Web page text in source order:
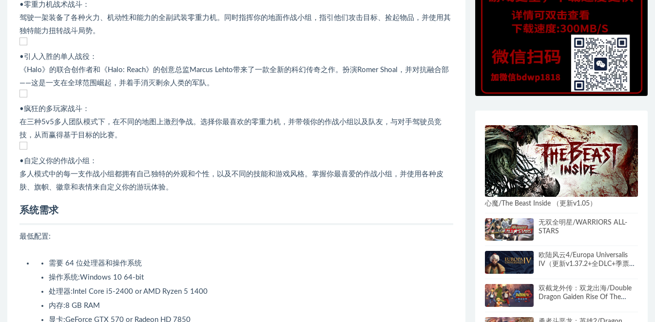
•零重力机战术战斗：
驾驶一架装备了各种火力、机动性和能力的全副武装零重力机。同时指挥你的地面作战小组，指引他们攻击目标、捡起物品，并使用其
独特能力扭转战斗局势。
•引人入胜的单人战役：
《Halo》的联合创作者和《Halo: Reach》的创意总监Marcus Lehto带来了一款全新的科幻传奇之作。扮演Romer Shoal，并对抗融合部
——这是一支在全球范围崛起，并着手消灭剩余人类的军队。
•疯狂的多玩家战斗：
在三种5v5多人团队模式下，在不同的地图上激烈争战。选择你最喜欢的零重力机，并带领你的作战小组以及队友，与对手驾驶员竞
技，从而赢得基于目标的比赛。
•自定义你的作战小组：
多人模式中的每一支作战小组都拥有自己独特的外观和个性，以及不同的技能和游戏风格。掌握你最喜爱的作战小组，并使用各种皮
肤、旗帜、徽章和表情来自定义你的游玩体验。
系统需求
最低配置:
需要 64 位处理器和操作系统
操作系统:Windows 10 64-bit
处理器:Intel Core i5-2400 or AMD Ryzen 5 1400
内存:8 GB RAM
显卡:GeForce GTX 570 or Radeon HD 7850
心魔/The Beast Inside （更新v1.05）
无双全明星/WARRIORS ALL-
STARS
欧陆风云4/Europa Universalis
IV（更新v1.37.2+全DLC+季票
双截龙外传：双龙出海/Double
Dragon Gaiden Rise Of The